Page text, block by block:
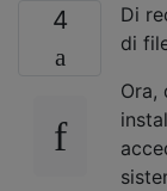
4
Di
di
Ora,